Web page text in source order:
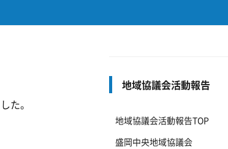
た。
地域協議会活動報告
地域協議会活動報告TOP
盛岡中央地域協議会